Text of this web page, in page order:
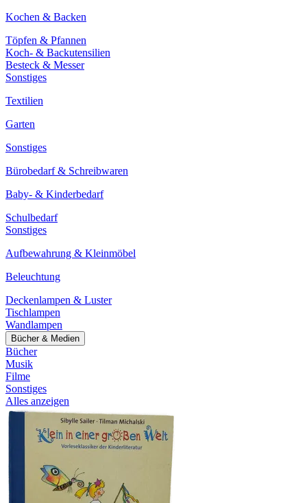
Kochen & Backen
Töpfen & Pfannen
Koch- & Backutensilien
Besteck & Messer
Sonstiges
Textilien
Garten
Sonstiges
Bürobedarf & Schreibwaren
Baby- & Kinderbedarf
Schulbedarf
Sonstiges
Aufbewahrung & Kleinmöbel
Beleuchtung
Deckenlampen & Luster
Tischlampen
Wandlampen
Bücher & Medien
Bücher
Musik
Filme
Sonstiges
Alles anzeigen